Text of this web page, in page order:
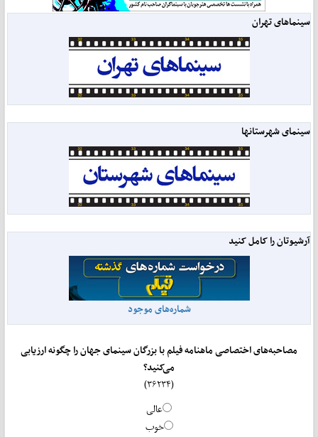
سینماهای تهران
سینمای شهرستانها
آرشیوتان را کامل کنید
شماره‌های موجود
مصاحبه‌های اختصاصی ماهنامه فیلم با بزرگان سینمای جهان را چگونه ارزیابی
می‌کنید؟
عالی
خوب